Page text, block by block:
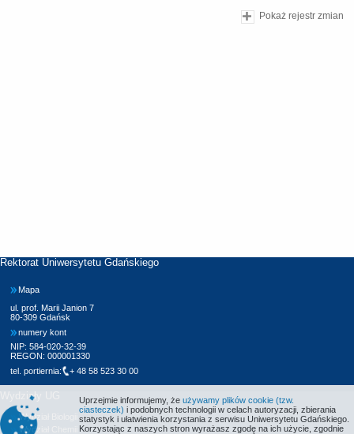
Pokaż rejestr zmian
Rektorat Uniwersytetu Gdańskiego
Mapa
ul. prof. Marii Janion 7
80-309 Gdańsk
numery kont
NIP: 584-020-32-39
REGON: 000001330
tel. portiernia:
+ 48 58 523 30 00
Wydziały UG
Wydział Biologii
Wydział Chemii
Uprzejmie informujemy, że używamy plików cookie (tzw.
ciasteczek) i podobnych technologii w celach autoryzacji, zbierania
statystyk i ułatwienia korzystania z serwisu Uniwersytetu Gdańskiego.
Korzystając z naszych stron wyrażasz zgodę na ich użycie, zgodnie